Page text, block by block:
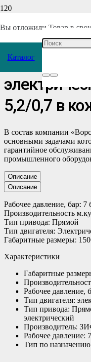
Вы отложили Товар в
Каталог
Главная/Каталог/
Станция
5,2/0,7 в
В состав компании
основными задачами
гарантийное
промышленного
Описание
Описание
Рабочее давление, бар: 7
Производительность
Тип привода: Прямой
Тип двигателя:
Габаритные размеры:
Характеристики
Габаритные
Рабочее давление,
Тип двигателя:
Тип привода:
электрический
Производитель:
Рабочее давление:
Тип по